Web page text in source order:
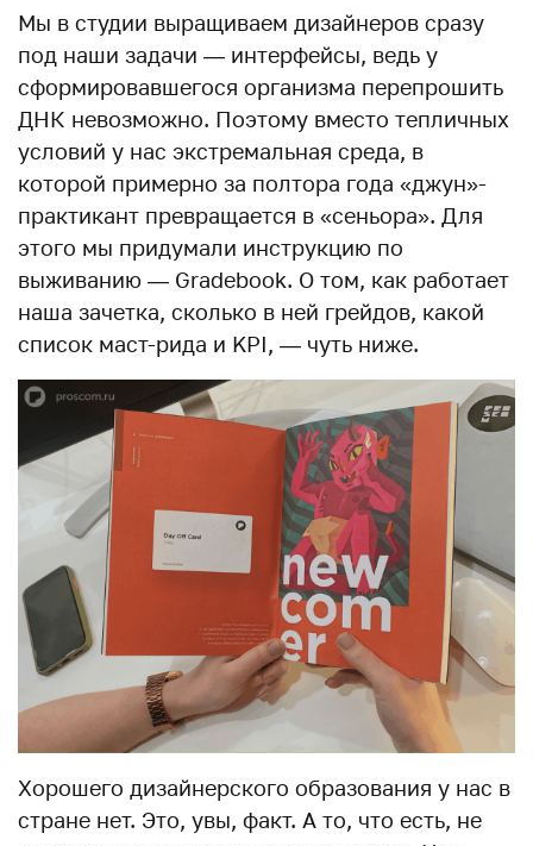
Мы в студии выращиваем дизайнеров сразу
под наши задачи — интерфейсы, ведь у
сформировавшегося организма перепрошить
ДНК невозможно. Поэтому вместо тепличных
условий у нас экстремальная среда, в
которой примерно за полтора года «джун»-
практикант превращается в «сеньора». Для
этого мы придумали инструкцию по
выживанию — Gradebook. О том, как работает
наша зачетка, сколько в ней грейдов, какой
список маст-рида и KPI, — чуть ниже.
Хорошего дизайнерского образования у нас в
стране нет. Это, увы, факт. А то, что есть, не